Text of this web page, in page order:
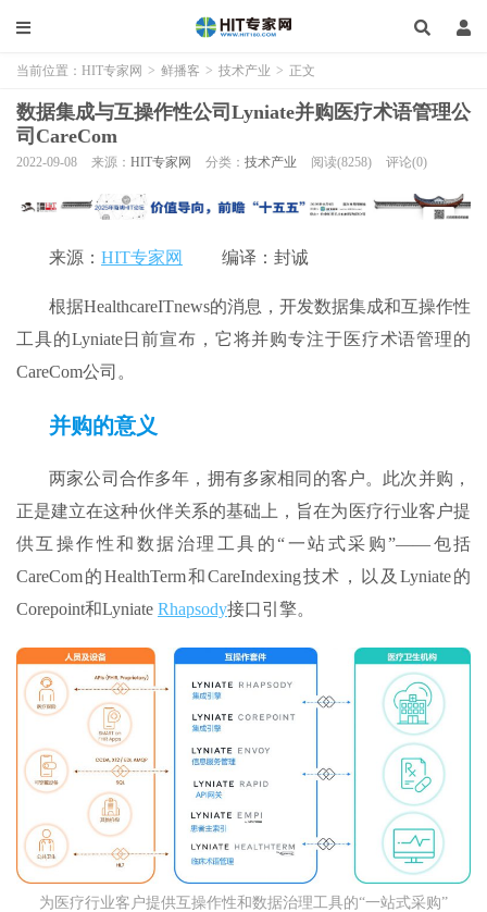
当前位置： HIT专家网 > 鲜播客 > 技术产业 > 正文
数据集成与互操作性公司Lyniate并购医疗术语管理公
司CareCom
2022-09-08 来源： HIT专家网 分类： 技术产业 阅读(8258) 评论(0)
来源： HIT专家网 编译：封诚
根据HealthcareITnews的消息，开发数据集成和互操作性
工具的Lyniate日前宣布，它将并购专注于医疗术语管理的
CareCom公司。
并购的意义
两家公司合作多年，拥有多家相同的客户。此次并购，
正是建立在这种伙伴关系的基础上，旨在为医疗行业客户提
供互操作性和数据治理工具的“一站式采购”——包括
CareCom的HealthTerm和CareIndexing技术，以及Lyniate的
Corepoint和Lyniate Rhapsody接口引擎。
为医疗行业客户提供互操作性和数据治理工具的“一站式采购”